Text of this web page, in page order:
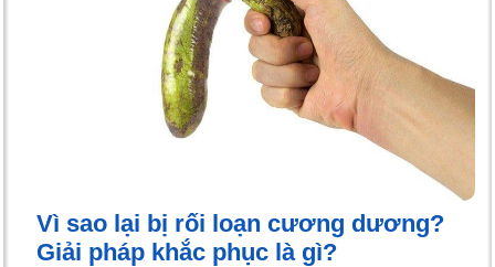
Vì sao lại bị rối loạn cương dương?
Giải pháp khắc phục là gì?